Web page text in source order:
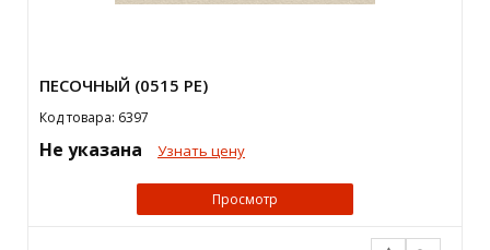
ПЕСОЧНЫЙ (0515 PE)
Код товара: 6397
Не указана Узнать цену
Просмотр